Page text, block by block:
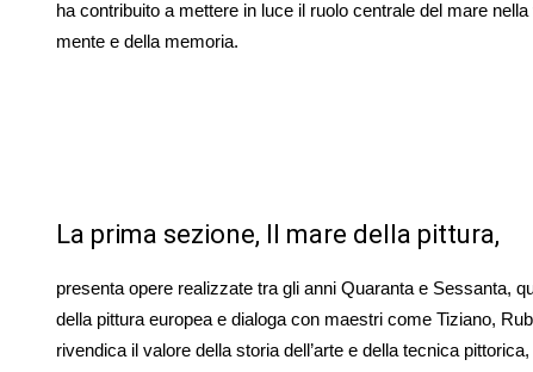
ha contribuito a mettere in luce il ruolo centrale del mare
mente e della memoria.
La prima sezione, Il mare della pittura,
presenta opere realizzate tra gli anni Quaranta e Sessanta,
della pittura europea e dialoga con maestri come Tiziano,
rivendica il valore della storia dell’arte e della tecnica